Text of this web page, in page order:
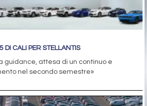
DI CALI PER STELLANTIS
guidance, attesa di un continuo e
nel secondo semestre»